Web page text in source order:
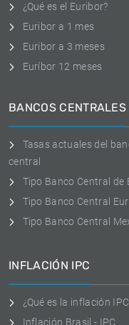
¿Qué es el Euribor?
Euribor a 1 mes
Euribor a 3 meses
Euríbor 12 meses
BANCOS CENTRALES
Tasas actuales del
central
Tipo Banco Central de
Tipo Banco Central
Tipo Banco Central
INFLACIÓN IPC
¿Qué es la inflación
Inflación Brasil - IPC